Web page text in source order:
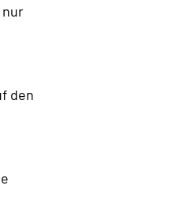
nur
den